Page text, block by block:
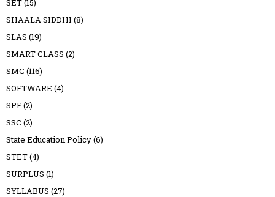
SET(15)
SHAALA SIDDHI (8)
SLAS (19)
SMART CLASS (2)
SMC (116)
SOFTWARE (4)
SPF(2)
SSC (2)
State Education Policy(6)
STET(4)
SURPLUS (1)
SYLLABUS (27)